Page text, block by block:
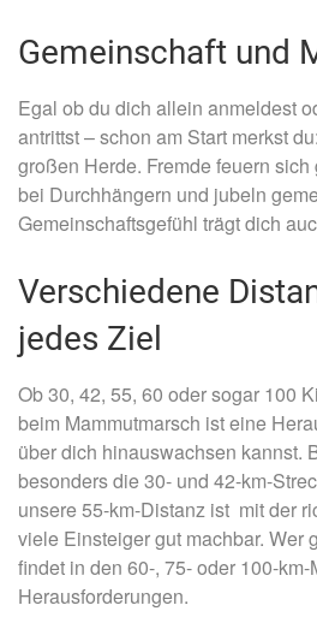
Gemeinschaft und
Egal ob du dich allein anmeldest
antrittst – schon am Start merkst
großen Herde. Fremde feuern
bei Durchhängern und jubeln
Gemeinschaftsgefühl trägt dich
Verschiedene
jedes Ziel
Ob 30, 42, 55, 60 oder sogar 100
beim Mammutmarsch ist eine
über dich hinauswachsen kannst.
besonders die 30- und 42-km-
unsere 55-km-Distanz ist mit der
viele Einsteiger gut machbar. Wer
findet in den 60-, 75- oder 100-
Herausforderungen.